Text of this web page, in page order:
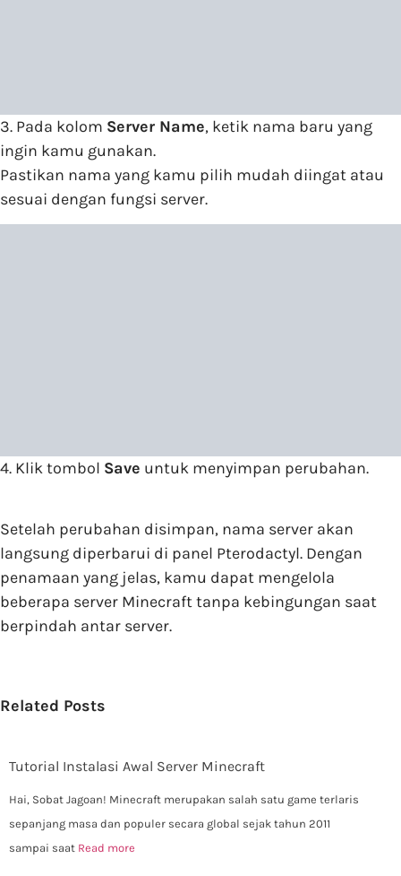
3. Pada kolom Server Name, ketik nama baru yang
ingin kamu gunakan.
Pastikan nama yang kamu pilih mudah diingat atau
sesuai dengan fungsi server.
4. Klik tombol Save untuk menyimpan perubahan.
Setelah perubahan disimpan, nama server akan
langsung diperbarui di panel Pterodactyl. Dengan
penamaan yang jelas, kamu dapat mengelola
beberapa server Minecraft tanpa kebingungan saat
berpindah antar server.
Related Posts
Tutorial Instalasi Awal Server Minecraft
Hai, Sobat Jagoan! Minecraft merupakan salah satu game terlaris
sepanjang masa dan populer secara global sejak tahun 2011
sampai saat Read more